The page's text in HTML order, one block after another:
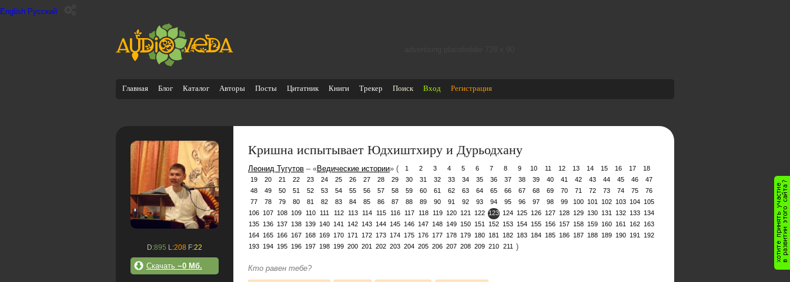
English Русский
Главная Блог Каталог Авторы Посты Цитатник Книги Трекер Поиск Вход Регистрация
D:895 L:208 F:22
Скачать ~0 Мб.
Кришна испытывает Юдхиштхиру и Дурьодхану
Леонид Тугутов – «Ведические истории» ( 1 2 3 4 5 6 7 8 9 10 11 12 13 14 15 16 17
18
19
20 21 22 23 24 25 26 27 28 29 30 31 32 33 34 35 36 37 38 39 40 41 42 43 44 45 46
47
48
49 50 51 52 53 54 55 56 57 58 59 60 61 62 63 64 65 66 67 68 69 70 71 72 73 74 75
76
77
78 79 80 81 82 83 84 85 86 87 88 89 90 91 92 93 94 95 96 97 98 99 100 101 102 103 104 105
106 107 108 109 110 111 112 113 114 115 116 117 118 119 120 121 122 123 124 125 126 127 128 129 130 131 132 133 134
135 136 137 138 139 140 141 142 143 144 145 146 147 148 149 150 151 152 153 154 155 156 157 158 159 160 161 162 163
164 165 166 167 168 169 170 171 172 173 174 175 176 177 178 179 180 181 182 183 184 185 186 187 188 189 190 191
192
193 194 195 196 197 198 199 200 201 202 203 204 205 206 207 208 209 210 211 )
Кто равен тебе?